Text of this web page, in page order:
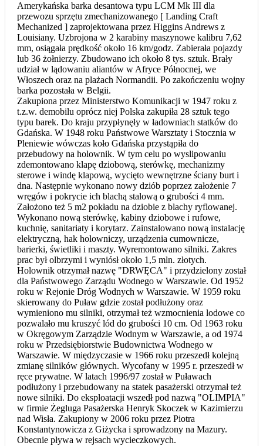
Amerykańska barka desantowa typu LCM Mk III dla
przewozu sprzętu zmechanizowanego [ Landing Craft
Mechanized ] zaprojektowana przez Higgins Andrews z
Louisiany. Uzbrojona w 2 karabiny maszynowe kalibru 7,62
mm, osiągała prędkość około 16 km/godz. Zabierała pojazdy
lub 36 żołnierzy. Zbudowano ich około 8 tys. sztuk. Brały
udział w lądowaniu aliantów w Afryce Północnej, we
Włoszech oraz na plażach Normandii. Po zakończeniu wojny
barka pozostała w Belgii.
Zakupiona przez Ministerstwo Komunikacji w 1947 roku z
t.z.w. demobilu oprócz niej Polska zakupiła 28 sztuk tego
typu barek. Do kraju przypłynęły w ładowniach statków do
Gdańska. W 1948 roku Państwowe Warsztaty i Stocznia w
Pleniewie wówczas koło Gdańska przystąpiła do
przebudowy na holownik. W tym celu po wyslipowaniu
zdemontowano klapę dziobową, sterówkę, mechanizmy
sterowe i windę klapową, wycięto wewnętrzne ściany burt i
dna. Następnie wykonano nowy dziób poprzez założenie 7
wręgów i pokrycie ich blachą stalową o grubości 4 mm.
Założono też 5 m2 pokładu na dziobie z blachy ryflowanej.
Wykonano nową sterówkę, kabiny dziobowe i rufowe,
kuchnię, sanitariaty i korytarz. Zainstalowano nową instalację
elektryczną, hak holowniczy, urządzenia cumownicze,
barierki, świetliki i maszty. Wyremontowano silniki. Zakres
prac był olbrzymi i wyniósł około 1,5 mln. złotych.
Holownik otrzymał nazwę "DRWĘCA" i przydzielony został
dla Państwowego Zarządu Wodnego w Warszawie. Od 1952
roku w Rejonie Dróg Wodnych w Warszawie. W 1959 roku
skierowany do Puław gdzie został podłużony oraz
wymieniono mu silniki, otrzymał też wzmocnienia lodowe co
pozwalało mu kruszyć lód do grubości 10 cm. Od 1963 roku
w Okręgowym Zarządzie Wodnym w Warszawie, a od 1974
roku w Przedsiębiorstwie Budownictwa Wodnego w
Warszawie. W międzyczasie w 1966 roku przeszedł kolejną
zmianę silników głównych. Wycofany w 1995 r. przeszedł w
ręce prywatne. W latach 1996/97 został w Puławach
podłużony i przebudowany na statek pasażerski otrzymał też
nowe silniki. Do eksploatacji wszedł pod nazwą "OLIMPIA"
w firmie Żegluga Pasażerska Henryk Skoczek w Kazimierzu
nad Wisła. Zakupiony w 2006 roku przez Piotra
Konstantynowicza z Giżycka i sprowadzony na Mazury.
Obecnie pływa w rejsach wycieczkowych.